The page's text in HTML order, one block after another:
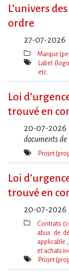
L’univers
ordre
27-07-2026
Thèmes(s)
Marque
Mot(s)-
Label
etc.
Loi
trouvé en
20-07-2026
documents de
Mot(s)-
Projet
Loi
trouvé en
20-07-2026
Thèmes(s)
Contrats
abus de
applicable
et achats
Mot(s)-
Projet